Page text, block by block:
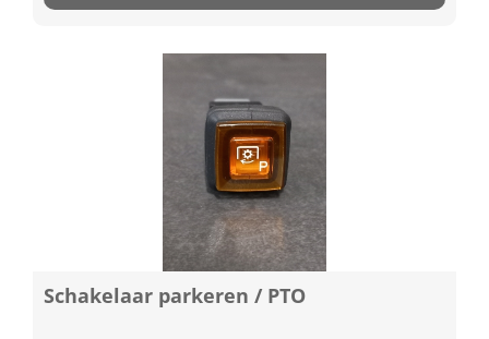
Schakelaar parkeren / PTO